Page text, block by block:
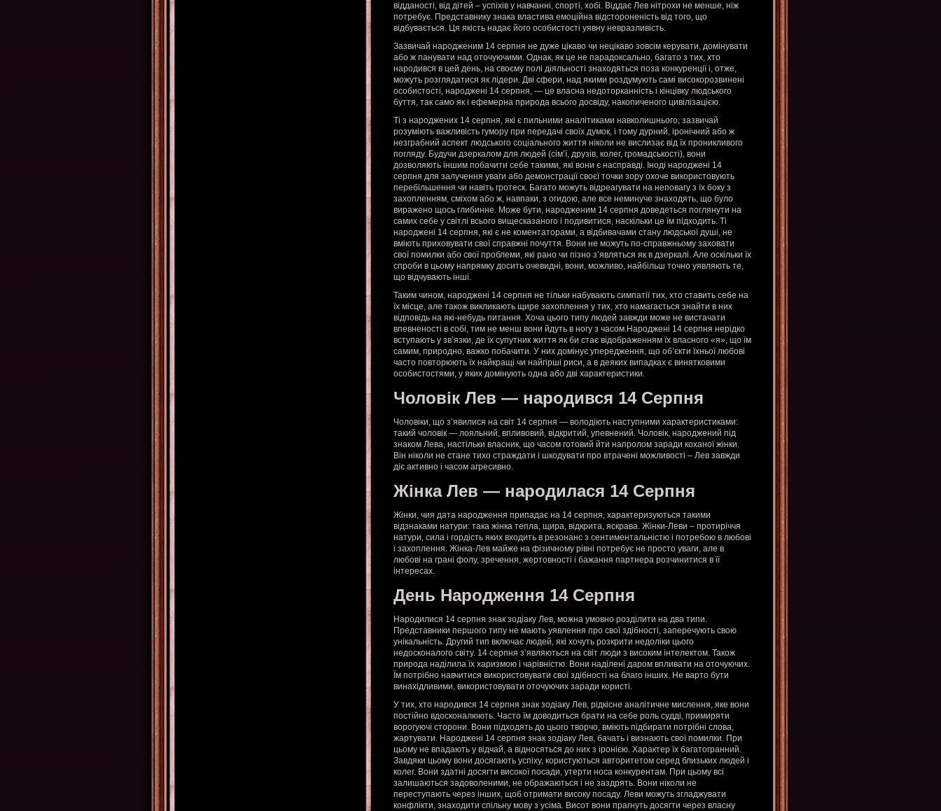
відданості, від дітей – успіхів у навчанні, спорті, хобі. Віддає Лев нітрохи не менше, ніж
потребує. Представнику знака властива емоційна відстороненість від того, що
відбувається. Ця якість надає його особистості уявну невразливість.
Зазвичай народженим 14 серпня не дуже цікаво чи нецікаво зовсім керувати, домінувати
або ж панувати над оточуючими. Однак, як це не парадоксально, багато з тих, хто
народився в цей день, на своєму полі діяльності знаходяться поза конкуренції і, отже,
можуть розглядатися як лідери. Дві сфери, над якими роздумують самі високорозвинені
особистості, народжені 14 серпня, — це власна недоторканність і кінцівку людського
буття, так само як і ефемерна природа всього досвіду, накопиченого цивілізацією.
Ті з народжених 14 серпня, які є пильними аналітиками навколишнього, зазвичай
розуміють важливість гумору при передачі своїх думок, і тому дурний, іронічний або ж
незграбний аспект людського соціального життя ніколи не вислизає від їх проникливого
погляду. Будучи дзеркалом для людей (сім’ї, друзів, колег, громадськості), вони
дозволяють іншим побачити себе такими, які вони є насправді. Іноді народжені 14
серпня для залучення уваги або демонстрації своєї точки зору охоче використовують
перебільшення чи навіть гротеск. Багато можуть відреагувати на неповагу з їх боку з
захопленням, сміхом або ж, навпаки, з огидою, але все неминуче знаходять, що було
виражено щось глибинне. Може бути, народженим 14 серпня доведеться поглянути на
самих себе у світлі всього вищесказаного і подивитися, наскільки це їм підходить. Ті
народжені 14 серпня, які є не коментаторами, а відбивачами стану людської душі, не
вміють приховувати свої справжні почуття. Вони не можуть по-справжньому заховати
свої помилки або свої проблеми, які рано чи пізно з’являться як в дзеркалі. Але оскільки їх
спроби в цьому напрямку досить очевидні, вони, можливо, найбільш точно уявляють те,
що відчувають інші.
Таким чином, народжені 14 серпня не тільки набувають симпатії тих, хто ставить себе на
їх місце, але також викликають щире захоплення у тих, хто намагається знайти в них
відповідь на які-небудь питання. Хоча цього типу людей завжди може не вистачати
впевненості в собі, тим не менш вони йдуть в ногу з часом.Народжені 14 серпня нерідко
вступають у зв’язки, де їх супутник життя як би стає відображенням їх власного «я», що їм
самим, природно, важко побачити. У них домінує упередження, що об’єкти їхньої любові
часто повторюють їх найкращі чи найгірші риси, а в деяких випадках є винятковими
особистостями, у яких домінують одна або дві характеристики.
Чоловік Лев — народився 14 Серпня
Чоловіки, що з’явилися на світ 14 серпня — володіють наступними характеристиками:
такий чоловік — лояльний, впливовий, відкритий, упевнений. Чоловік, народжений під
знаком Лева, настільки власник, що часом готовий йти напролом заради коханої жінки.
Він ніколи не стане тихо страждати і шкодувати про втрачені можливості – Лев завжди
діє активно і часом агресивно.
Жінка Лев — народилася 14 Серпня
Жінки, чия дата народження припадає на 14 серпня, характеризуються такими
відзнаками натури: така жінка тепла, щира, відкрита, яскрава. Жінки-Леви – протиріччя
натури, сила і гордість яких входить в резонанс з сентиментальністю і потребою в любові
і захоплення. Жінка-Лев майже на фізичному рівні потребує не просто уваги, але в
любові на грані фолу, зречення, жертовності і бажання партнера розчинитися в її
інтересах.
День Народження 14 Серпня
Народилися 14 серпня знак зодіаку Лев, можна умовно розділити на два типи.
Представники першого типу не мають уявлення про свої здібності, заперечують свою
унікальність. Другий тип включає людей, які хочуть розкрити недоліки цього
недосконалого світу. 14 серпня з’являються на світ люди з високим інтелектом. Також
природа наділила їх харизмою і чарівністю. Вони наділені даром впливати на оточуючих.
Їм потрібно навчитися використовувати свої здібності на благо інших. Не варто бути
винахідливими, використовувати оточуючих заради користі.
У тих, хто народився 14 серпня знак зодіаку Лев, рідкісне аналітичне мислення, яке вони
постійно вдосконалюють. Часто їм доводиться брати на себе роль судді, примиряти
ворогуючі сторони. Вони підходять до цього творчо, вміють підбирати потрібні слова,
жартувати. Народжені 14 серпня знак зодіаку Лев, бачать і визнають свої помилки. При
цьому не впадають у відчай, а відносяться до них з іронією. Характер їх багатогранний.
Завдяки цьому вони досягають успіху, користуються авторитетом серед близьких людей і
колег. Вони здатні досягти високої посади, утерти носа конкурентам. При цьому всі
залишаються задоволеними, не ображаються і не заздрять. Вони ніколи не
переступають через інших, щоб отримати високу посаду. Леви можуть згладжувати
конфлікти, знаходити спільну мову з усіма. Висот вони прагнуть досягти через власну